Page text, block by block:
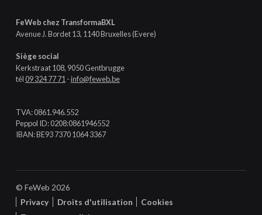
FeWeb chez TransformaBXL
Avenue J. Bordet 13, 1140 Bruxelles (Evere)
Siège social
Kerkstraat 108, 9050 Gentbrugge
tél09 324 77 71 -info@feweb.be
TVA: 0861.946.552
Peppol ID: 0208:0861946552
IBAN: BE93 7370 1064 3367
© FeWeb 2026
Privacy
Droits d'utilisation
Cookies